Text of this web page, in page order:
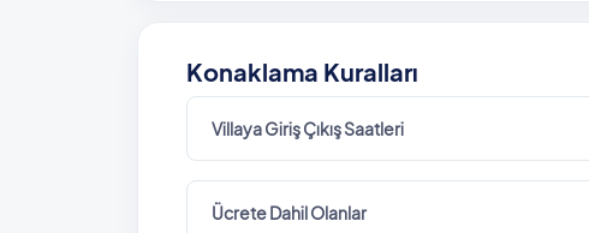
Konaklama Kuralları
Villaya Giriş Çıkış Saatleri
Ücrete Dahil Olanlar